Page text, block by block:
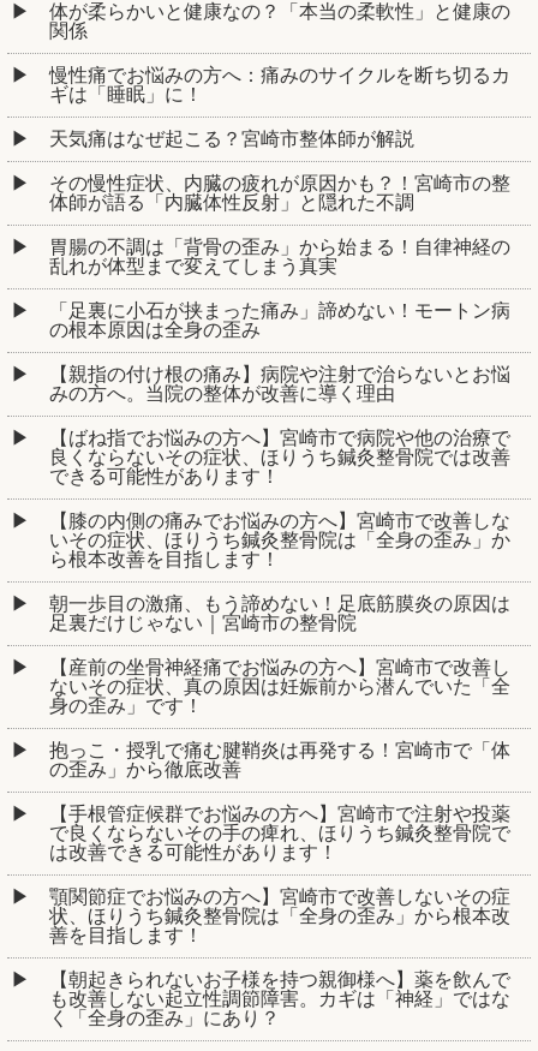
体が柔らかいと健康なの？「本当の柔軟性」と健康の
関係
慢性痛でお悩みの方へ：痛みのサイクルを断ち切るカ
ギは「睡眠」に！
天気痛はなぜ起こる？宮崎市整体師が解説
その慢性症状、内臓の疲れが原因かも？！宮崎市の整
体師が語る「内臓体性反射」と隠れた不調
胃腸の不調は「背骨の歪み」から始まる！自律神経の
乱れが体型まで変えてしまう真実
「足裏に小石が挟まった痛み」諦めない！モートン病
の根本原因は全身の歪み
【親指の付け根の痛み】病院や注射で治らないとお悩
みの方へ。当院の整体が改善に導く理由
【ばね指でお悩みの方へ】宮崎市で病院や他の治療で
良くならないその症状、ほりうち鍼灸整骨院では改善
できる可能性があります！
【膝の内側の痛みでお悩みの方へ】宮崎市で改善しな
いその症状、ほりうち鍼灸整骨院は「全身の歪み」か
ら根本改善を目指します！
朝一歩目の激痛、もう諦めない！足底筋膜炎の原因は
足裏だけじゃない｜宮崎市の整骨院
【産前の坐骨神経痛でお悩みの方へ】宮崎市で改善し
ないその症状、真の原因は妊娠前から潜んでいた「全
身の歪み」です！
抱っこ・授乳で痛む腱鞘炎は再発する！宮崎市で「体
の歪み」から徹底改善
【手根管症候群でお悩みの方へ】宮崎市で注射や投薬
で良くならないその手の痺れ、ほりうち鍼灸整骨院で
は改善できる可能性があります！
顎関節症でお悩みの方へ】宮崎市で改善しないその症
状、ほりうち鍼灸整骨院は「全身の歪み」から根本改
善を目指します！
【朝起きられないお子様を持つ親御様へ】薬を飲んで
も改善しない起立性調節障害。カギは「神経」ではな
く「全身の歪み」にあり？